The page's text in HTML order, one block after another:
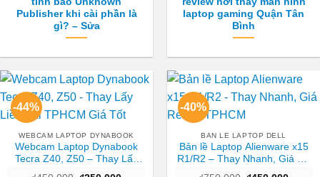
Publisher khi cài phần là
gì? – Sửa
laptop gaming Quận Tân
Bình
-44%
WEBCAM LAPTOP DYNABOOK
Webcam Laptop Dynabook
Tecra Z40, Z50 – Thay Lấy
-40%
BAN LE LAPTOP DELL
Bản lề Laptop Alienware x15
R1/R2 – Thay Nhanh, Giá Rẻ